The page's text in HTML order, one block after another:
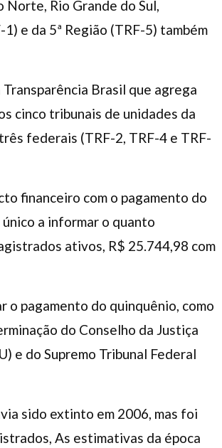
Norte, Rio Grande do Sul,
e da 5ª Região (TRF-5) também
Brasil que agrega
cinco tribunais de unidades da
federais (TRF-2, TRF-4 e TRF-
financeiro com o pagamento do
a informar o quanto
ativos, R$ 25.744,98 com
pagamento do quinquênio, como
do Conselho da Justiça
e do Supremo Tribunal Federal
sido extinto em 2006, mas foi
As estimativas da época